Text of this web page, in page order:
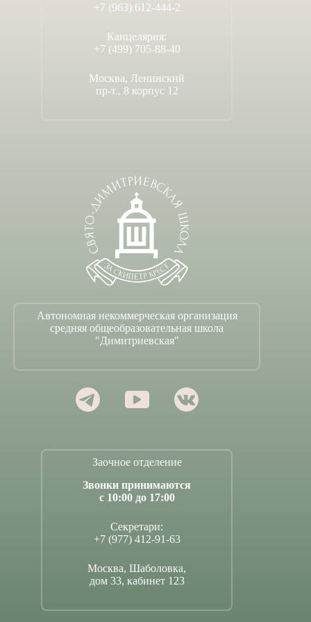
+7 (963) 612-444-2
Канцелярия:
+7 (499) 705-88-40
Москва, Ленинский
пр-т., 8 корпус 12
Автономная некоммерческая организация
средняя общеобразовательная школа
"Димитриевская"
Заочное отделение
Звонки принимаются
с 10:00 до 17:00
Секретари:
+7 (977) 412-91-63
Москва, Шаболовка,
дом 33, кабинет 123